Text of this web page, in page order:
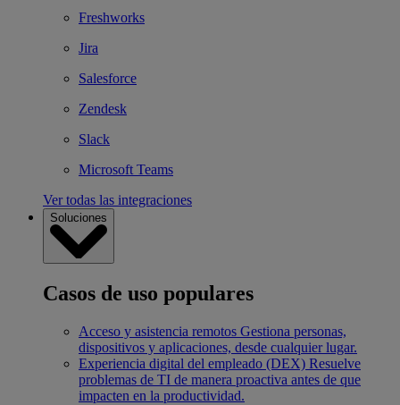
Freshworks
Jira
Salesforce
Zendesk
Slack
Microsoft Teams
Ver todas las integraciones
Soluciones
Casos de uso populares
Acceso y asistencia remotos Gestiona personas,
dispositivos y aplicaciones, desde cualquier lugar.
Experiencia digital del empleado (DEX) Resuelve
problemas de TI de manera proactiva antes de que
impacten en la productividad.